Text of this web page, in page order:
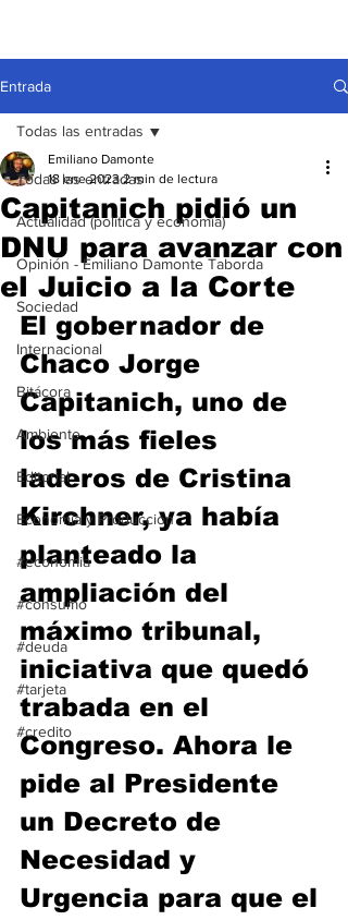
Entrada
Todas las entradas
Actualidad (política y economía)
Opinión - Emiliano Damonte Taborda
Sociedad
Internacional
Bitácora
Ambiente
Editorial
Economía y Producción
#economia
#consumo
#deuda
#tarjeta
#credito
Todas las entradas
Capitanich pidió un
DNU para avanzar con
el Juicio a la Corte
Emiliano Damonte
18 ene 2023 2 min de lectura
El gobernador de
Chaco Jorge
Capitanich, uno de
los más fieles
laderos de Cristina
Kirchner, ya había
planteado la
ampliación del
máximo tribunal,
iniciativa que quedó
trabada en el
Congreso. Ahora le
pide al Presidente
un Decreto de
Necesidad y
Urgencia para que el